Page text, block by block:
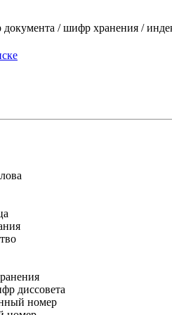
документа / шифр хранения /
диссовета
номер